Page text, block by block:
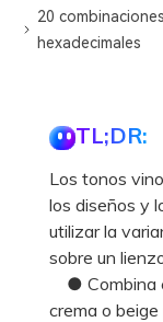
20
hexadecimales
TL;DR:
Los tonos
los diseños y
utilizar la
sobre un
● Combina
crema o beige